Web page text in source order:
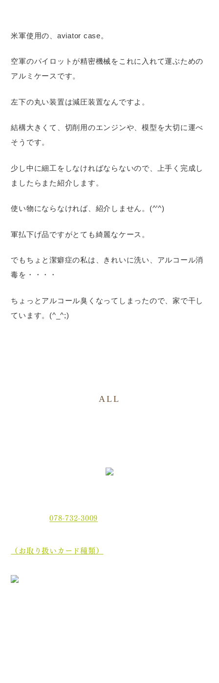
米軍使用の、aviator case。
空軍のパイロットが精密機械をこれに入れて運ぶための
アルミケースです。
左下の丸い装置は減圧装置なんですよ。
結構大きくて、切削用のエンジンや、模型を大切に運べ
そうです。
少し中に細工をしなければならないので、上手く完成し
ましたらまた紹介します。
使い物にならなければ、紹介しません。(^’^)
軍払下げ品ですがとても綺麗なケース。
でもちょと潔癖症の私は、きれいに洗い、アルコール消
毒を・・・・
ちょっとアルコール臭くなってしまったので、家で干し
ています。(^_^;)
ALL
電話番号：078-732-3009
（お取り扱いカード種類）